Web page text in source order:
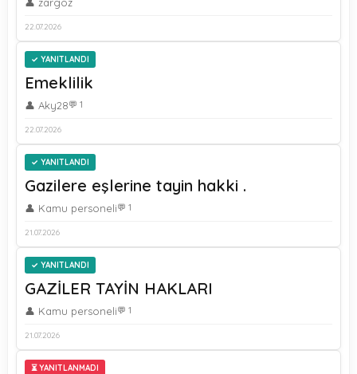
22.07.2026
YANITLANDI
Emeklilik
👤 Aky28💬 1
22.07.2026
YANITLANDI
Gazilere eşlerine tayin hakki .
👤 Kamu personeli💬 1
21.07.2026
YANITLANDI
GAZİLER TAYİN HAKLARI
👤 Kamu personeli💬 1
21.07.2026
⏳ YANITLANMADI